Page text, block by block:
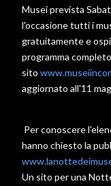
Musei prevista
l'occasione tutti i
gratuitamente e
programma
sito
aggiornato all'11
Per conoscere
hanno chiesto la
Un sito per una